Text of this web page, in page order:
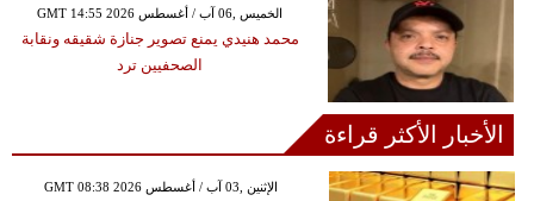
GMT 14:55 2026 الخميس ,06 آب / أغسطس
محمد هنيدي يمنع تصوير جنازة شقيقه ونقابة
الصحفيين ترد
الأخبار الأكثر قراءة
GMT 08:38 2026 الإثنين ,03 آب / أغسطس